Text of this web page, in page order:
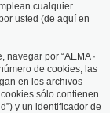
cualquier
usted (de aquí en
por “AEMA ·
de cookies, las
en los archivos
sólo contienen
y un identificador de